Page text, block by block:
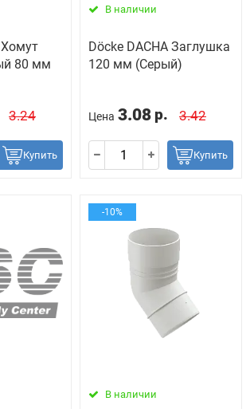
Хомут
80 мм
3.24
Купить
В наличии
Döcke DACHA Заглушка
120 мм (Серый)
Цена 3.08 р. 3.42
Купить
-10%
В наличии